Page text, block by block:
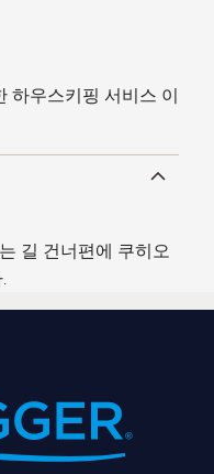
하우스키핑 서비스 이
길 건너편에 쿠히오